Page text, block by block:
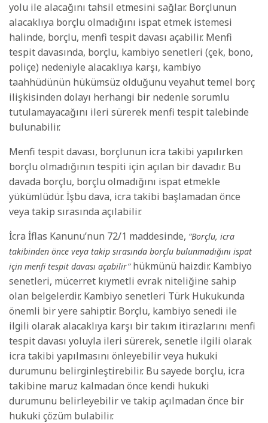
yolu ile alacağını tahsil etmesini sağlar. Borçlunun
alacaklıya borçlu olmadığını ispat etmek istemesi
halinde, borçlu, menfi tespit davası açabilir. Menfi
tespit davasında, borçlu, kambiyo senetleri (çek, bono,
poliçe) nedeniyle alacaklıya karşı, kambiyo
taahhüdünün hükümsüz olduğunu veyahut temel borç
ilişkisinden dolayı herhangi bir nedenle sorumlu
tutulamayacağını ileri sürerek menfi tespit talebinde
bulunabilir.
Menfi tespit davası, borçlunun icra takibi yapılırken
borçlu olmadığının tespiti için açılan bir davadır. Bu
davada borçlu, borçlu olmadığını ispat etmekle
yükümlüdür. İşbu dava, icra takibi başlamadan önce
veya takip sırasında açılabilir.
İcra İflas Kanunu’nun 72/1 maddesinde, “Borçlu, icra
takibinden önce veya takip sırasında borçlu bulunmadığını ispat
için menfitespit davası açabilir”hükmünü haizdir. Kambiyo
senetleri, mücerret kıymetli evrak niteliğine sahip
olan belgelerdir. Kambiyo senetleri Türk Hukukunda
önemli bir yere sahiptir. Borçlu, kambiyo senedi ile
ilgili olarak alacaklıya karşı bir takım itirazlarını menfi
tespit davası yoluyla ileri sürerek, senetle ilgili olarak
icra takibi yapılmasını önleyebilir veya hukuki
durumunu belirginleştirebilir. Bu sayede borçlu, icra
takibine maruz kalmadan önce kendi hukuki
durumunu belirleyebilir ve takip açılmadan önce bir
hukuki çözüm bulabilir.